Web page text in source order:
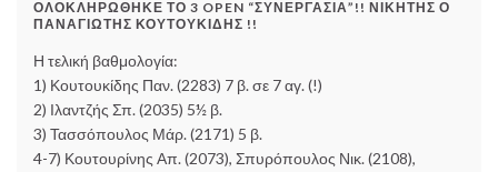
ΟΛΟΚΛΗΡΏΘΗΚΕ ΤΟ 3 OPEN “ΣΥΝΕΡΓΑΣΊΑ”!! ΝΙΚΗΤΉΣ Ο
ΠΑΝΑΓΙΏΤΗΣ ΚΟΥΤΟΥΚΊΔΗΣ !!
Η τελική βαθμολογία:
1) Κουτουκίδης Παν. (2283) 7 β. σε 7 αγ. (!)
2) Ιλαντζής Σπ. (2035) 5½ β.
3) Τασσόπουλος Μάρ. (2171) 5 β.
4-7) Κουτουρίνης Απ. (2073), Σπυρόπουλος Νικ. (2108),